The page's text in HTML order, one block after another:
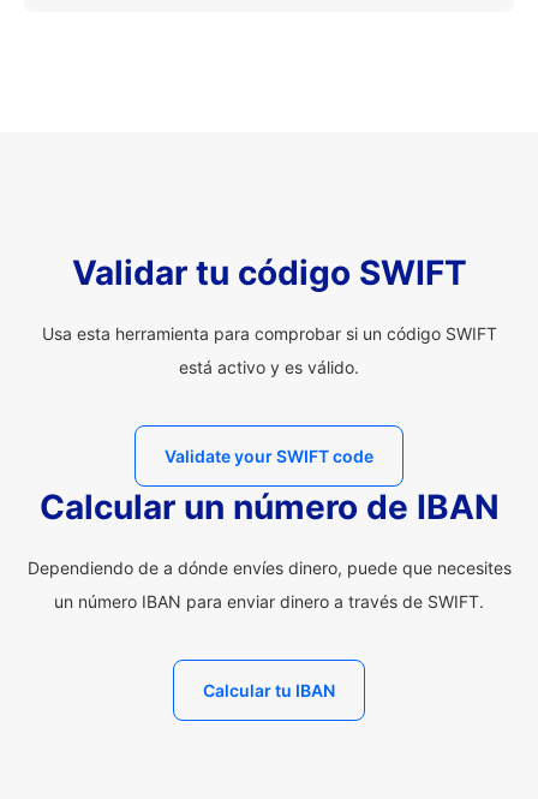
Validar tu código SWIFT
Usa esta herramienta para comprobar si un código SWIFT
está activo y es válido.
Validate your SWIFT code
Calcular un número de IBAN
Dependiendo de a dónde envíes dinero, puede que necesites
un número IBAN para enviar dinero a través de SWIFT.
Calcular tu IBAN